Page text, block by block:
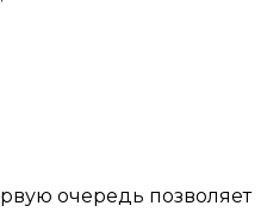
очередь позволяет